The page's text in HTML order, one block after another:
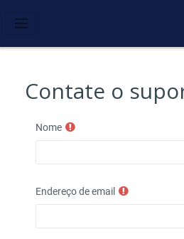
Contate o
Nome
Endereço de email